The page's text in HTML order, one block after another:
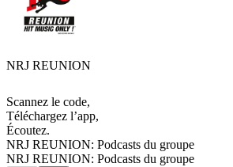
NRJ REUNION
Scannez le code,
Téléchargez l’app,
Écoutez.
NRJ REUNION: Podcasts du groupe
NRJ REUNION: Podcasts du groupe